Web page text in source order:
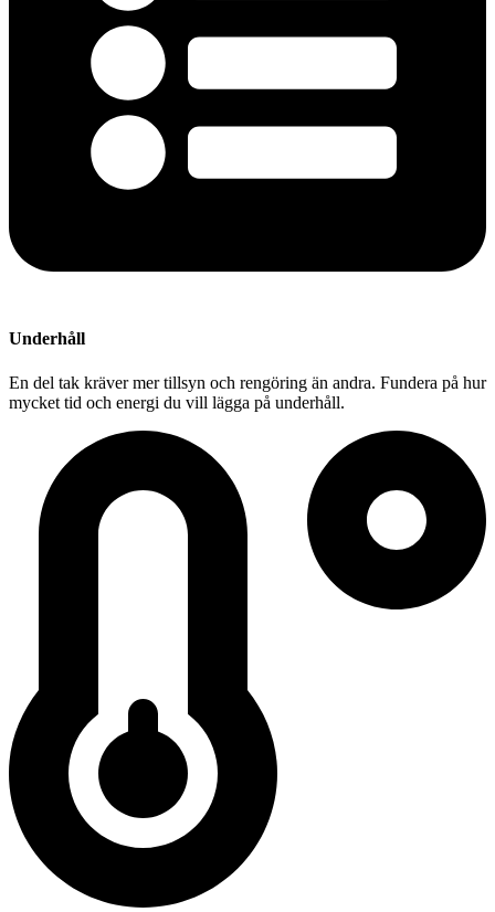
Underhåll
En del tak kräver mer tillsyn och rengöring än andra. Fundera på hur
mycket tid och energi du vill lägga på underhåll.